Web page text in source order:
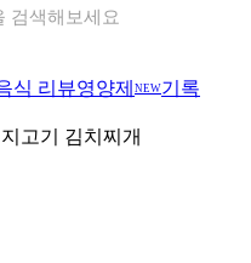
검색해보세요
식 리뷰영양제 NEW기록
고기 김치찌개